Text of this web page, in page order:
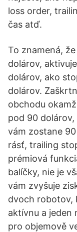
loss order,
čas atď.
To znamená,
dolárov,
dolárov, ako
dolárov.
obchodu
pod 90
vám zostane
rásť, trailing
prémiová
balíčky, nie je
vám zvyšuje
dvoch robotov,
aktívnu a jeden
pro objemově